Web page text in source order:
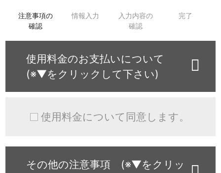
注意事項の
確認
情報入力
入力内容の
確認
完了
使用料金のお支払いについて
(※▼をクリックして下さい)
使用料金について同意します。
その他の注意事項 (※▼をクリッ